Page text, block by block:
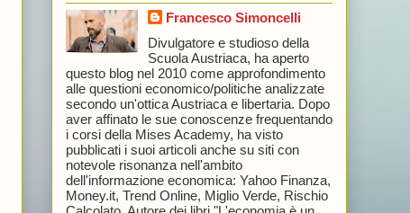
Francesco Simoncelli
Divulgatore e studioso della
Scuola Austriaca, ha aperto
questo blog nel 2010 come approfondimento
alle questioni economico/politiche analizzate
secondo un'ottica Austriaca e libertaria. Dopo
aver affinato le sue conoscenze frequentando
i corsi della Mises Academy, ha visto
pubblicati i suoi articoli anche su siti con
notevole risonanza nell'ambito
dell'informazione economica: Yahoo Finanza,
Money.it, Trend Online, Miglio Verde, Rischio